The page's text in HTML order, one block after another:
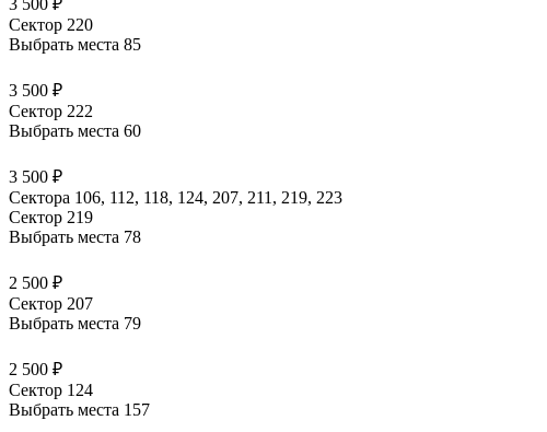
3 500 ₽
Сектор 220
Выбрать места 85
3 500 ₽
Сектор 222
Выбрать места 60
3 500 ₽
Сектора 106, 112, 118, 124, 207, 211, 219, 223
Сектор 219
Выбрать места 78
2 500 ₽
Сектор 207
Выбрать места 79
2 500 ₽
Сектор 124
Выбрать места 157